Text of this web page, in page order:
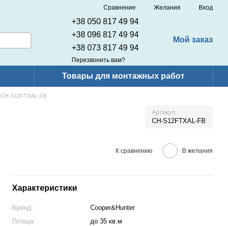
Сравнение Желания Вход
+38 050 817 49 94
+38 096 817 49 94
+38 073 817 49 94
Перезвонить вам?
Мой заказ
Товары для монтажных работ
CH-S12FTXAL-FB
Артикул
CH-S12FTXAL-FB
К сравнению В желания
Характеристики
Бренд:
Cooper&Hunter
Площа:
до 35 кв.м